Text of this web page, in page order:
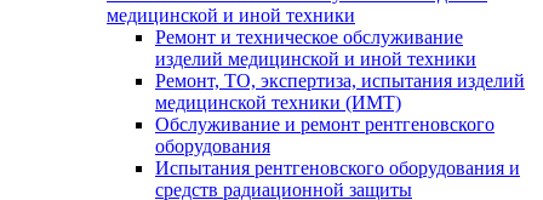
медицинской и иной техники
Ремонт и техническое обслуживание
изделий медицинской и иной техники
Ремонт, ТО, экспертиза, испытания изделий
медицинской техники (ИМТ)
Обслуживание и ремонт рентгеновского
оборудования
Испытания рентгеновского оборудования и
средств радиационной защиты